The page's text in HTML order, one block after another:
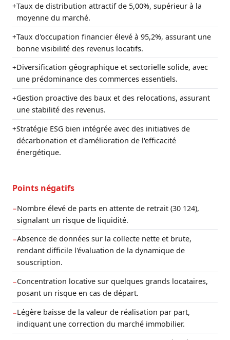
+Taux de distribution attractif de 5,00%, supérieur à la
moyenne du marché.
+Taux d'occupation financier élevé à 95,2%, assurant une
bonne visibilité des revenus locatifs.
+Diversification géographique et sectorielle solide, avec
une prédominance des commerces essentiels.
+Gestion proactive des baux et des relocations, assurant
une stabilité des revenus.
+Stratégie ESG bien intégrée avec des initiatives de
décarbonation et d'amélioration de l'efficacité
énergétique.
Points négatifs
−Nombre élevé de parts en attente de retrait (30 124),
signalant un risque de liquidité.
−Absence de données sur la collecte nette et brute,
rendant difficile l'évaluation de la dynamique de
souscription.
−Concentration locative sur quelques grands locataires,
posant un risque en cas de départ.
−Légère baisse de la valeur de réalisation par part,
indiquant une correction du marché immobilier.